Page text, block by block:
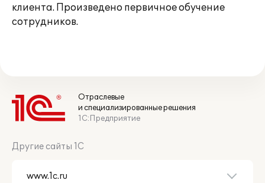
клиента. Произведено первичное обучение
сотрудников.
Отраслевые
и специализированные решения
1С:Предприятие
Другие сайты 1С